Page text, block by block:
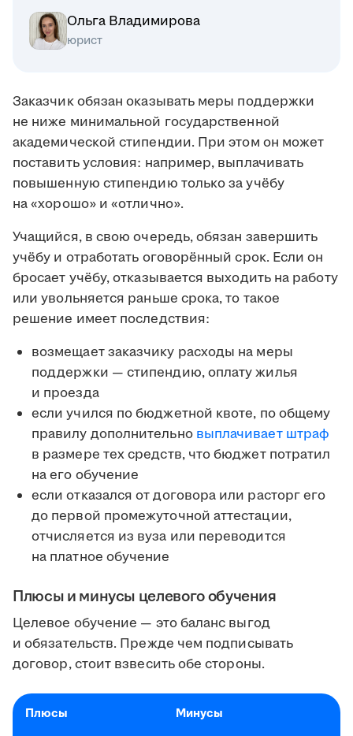
Ольга Владимирова
юрист
Заказчик обязан оказывать меры поддержки
не ниже минимальной государственной
академической стипендии. При этом он может
поставить условия: например, выплачивать
повышенную стипендию только за учёбу
на «хорошо» и «отлично».
Учащийся, в свою очередь, обязан завершить
учёбу и отработать оговорённый срок. Если он
бросает учёбу, отказывается выходить на работу
или увольняется раньше срока, то такое
решение имеет последствия:
возмещает заказчику расходы на меры
поддержки — стипендию, оплату жилья
и проезда
если учился по бюджетной квоте, по общему
правилу дополнительновыплачивает штраф
в размере тех средств, что бюджет потратил
на его обучение
если отказался от договора или расторг его
до первой промежуточной аттестации,
отчисляется из вуза или переводится
на платное обучение
Плюсы и минусы целевого обучения
Целевое обучение — это баланс выгод
и обязательств. Прежде чем подписывать
договор, стоит взвесить обе стороны.
Плюсы Минусы